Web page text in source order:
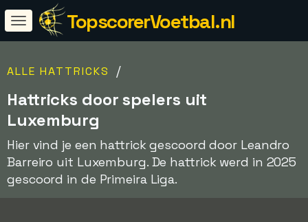
TopscorerVoetbal.nl
ALLE HATTRICKS /
Hattricks door spelers uit
Luxemburg
Hier vind je een hattrick gescoord door Leandro
Barreiro uit Luxemburg. De hattrick werd in 2025
gescoord in de Primeira Liga.